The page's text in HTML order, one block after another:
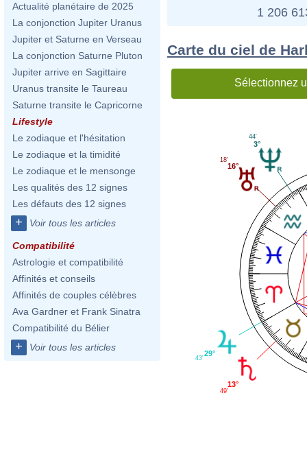
Actualité planétaire de 2025
La conjonction Jupiter Uranus
Jupiter et Saturne en Verseau
La conjonction Saturne Pluton
Jupiter arrive en Sagittaire
Uranus transite le Taureau
Saturne transite le Capricorne
Lifestyle
Le zodiaque et l'hésitation
Le zodiaque et la timidité
Le zodiaque et le mensonge
Les qualités des 12 signes
Les défauts des 12 signes
+ Voir tous les articles
Compatibilité
Astrologie et compatibilité
Affinités et conseils
Affinités de couples célèbres
Ava Gardner et Frank Sinatra
Compatibilité du Bélier
+ Voir tous les articles
1 206
Carte du ciel de
Sélectionnez
3°
44'
16°
18'
29°
43'
13°
49'